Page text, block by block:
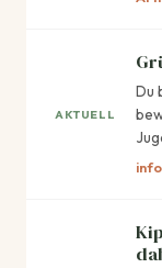
AKTUELL
Du